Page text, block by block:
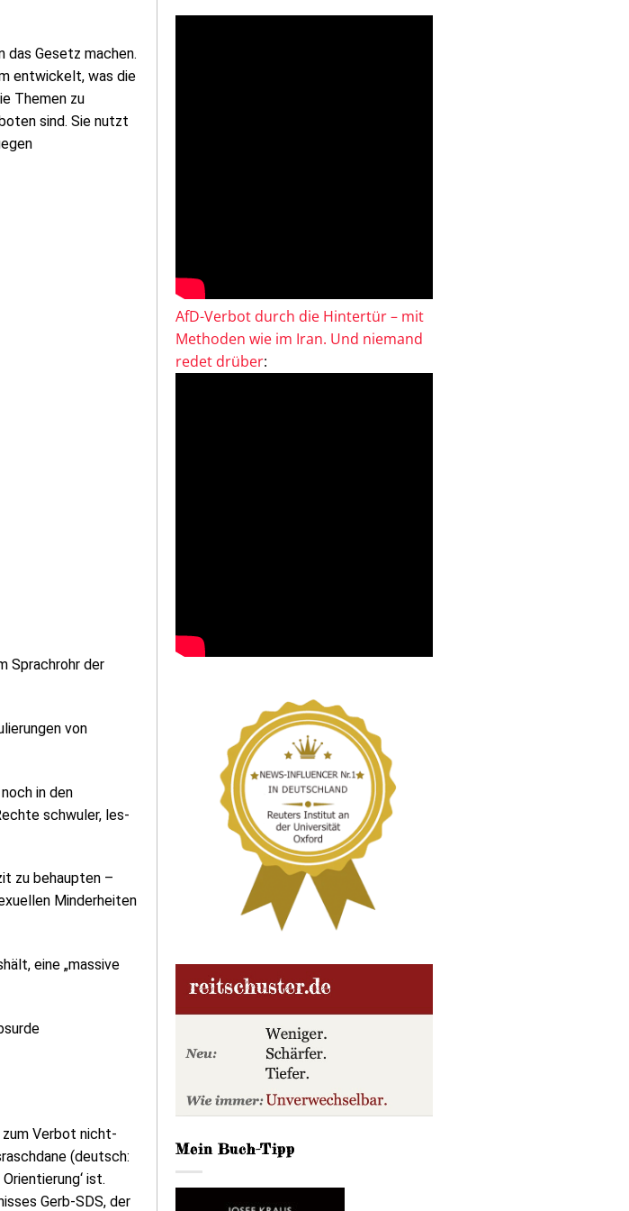
das Gesetz machen.
entwickelt, was die
Themen zu
sind. Sie nutzt
Sprachrohr der
von
in den
schwu­ler, les­
zu behaupten –
Minderheiten
eine „massive
Verbot nicht-
(deutsch:
ist.
Gerb-SDS, der
AfD-Verbot durch die Hintertür – mit
Methoden wie im Iran. Und niemand
redet drüber:
Mein Buch-Tipp